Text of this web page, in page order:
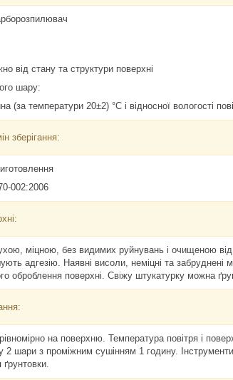
від стану та структури поверхні
шару:
(за температури 20±2) °C і відносної вологості
зберігання:
002:2006
міцною, без видимих руйнувань і очищеною від
адгезію. Наявні висоли, неміцні та
оброблення поверхні. Свіжу штукатурку можна
на поверхню. Температура повітря і
2 шари з проміжним сушінням 1 годину.